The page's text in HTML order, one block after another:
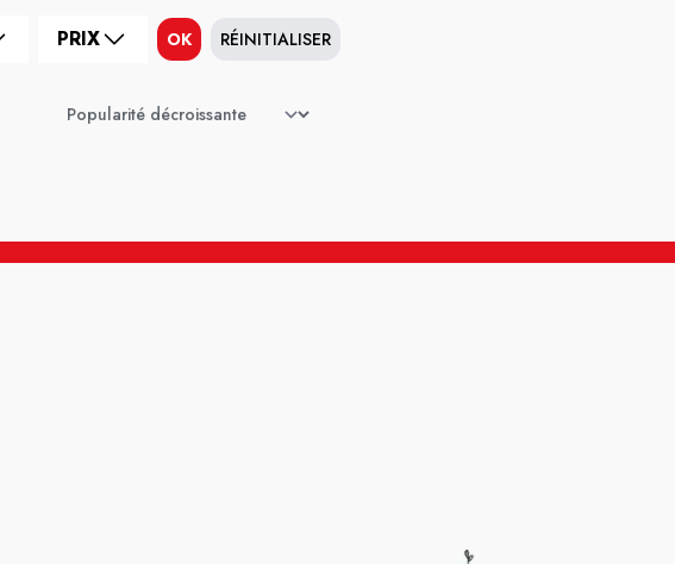
PRIX OK RÉINITIALISER